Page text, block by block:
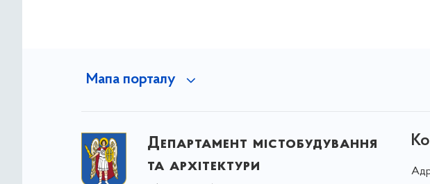
Мапа порталу
Департамент містобудування
та архітектури